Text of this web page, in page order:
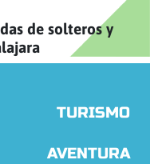
de solteros y
TURISMO
AVENTURA